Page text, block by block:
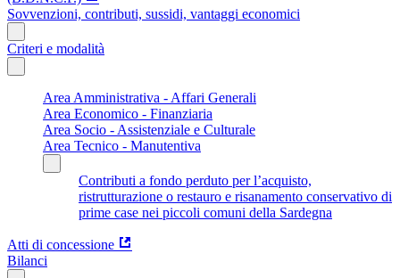
Sovvenzioni, contributi, sussidi, vantaggi economici
Criteri e modalità
Area Amministrativa - Affari Generali
Area Economico - Finanziaria
Area Socio - Assistenziale e Culturale
Area Tecnico - Manutentiva
Contributi a fondo perduto per l’acquisto,
ristrutturazione o restauro e risanamento conservativo di
prime case nei piccoli comuni della Sardegna
Atti di concessione
Bilanci